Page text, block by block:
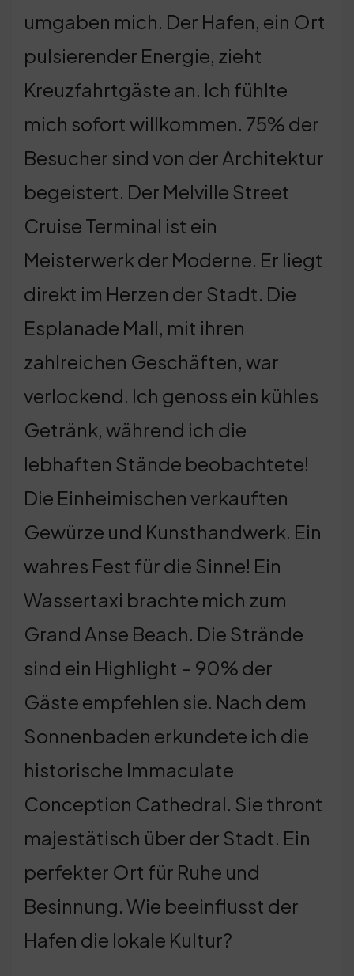
umgaben mich. Der Hafen, ein Ort
pulsierender Energie, zieht
Kreuzfahrtgäste an. Ich fühlte
mich sofort willkommen. 75% der
Besucher sind von der Architektur
begeistert. Der Melville Street
Cruise Terminal ist ein
Meisterwerk der Moderne. Er liegt
direkt im Herzen der Stadt. Die
Esplanade Mall, mit ihren
zahlreichen Geschäften, war
verlockend. Ich genoss ein kühles
Getränk, während ich die
lebhaften Stände beobachtete!
Die Einheimischen verkauften
Gewürze und Kunsthandwerk. Ein
wahres Fest für die Sinne! Ein
Wassertaxi brachte mich zum
Grand Anse Beach. Die Strände
sind ein Highlight – 90% der
Gäste empfehlen sie. Nach dem
Sonnenbaden erkundete ich die
historische Immaculate
Conception Cathedral. Sie thront
majestätisch über der Stadt. Ein
perfekter Ort für Ruhe und
Besinnung. Wie beeinflusst der
Hafen die lokale Kultur?